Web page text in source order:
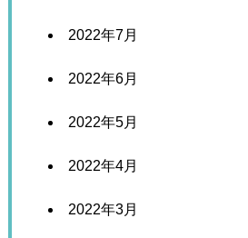
2022年7月
2022年6月
2022年5月
2022年4月
2022年3月